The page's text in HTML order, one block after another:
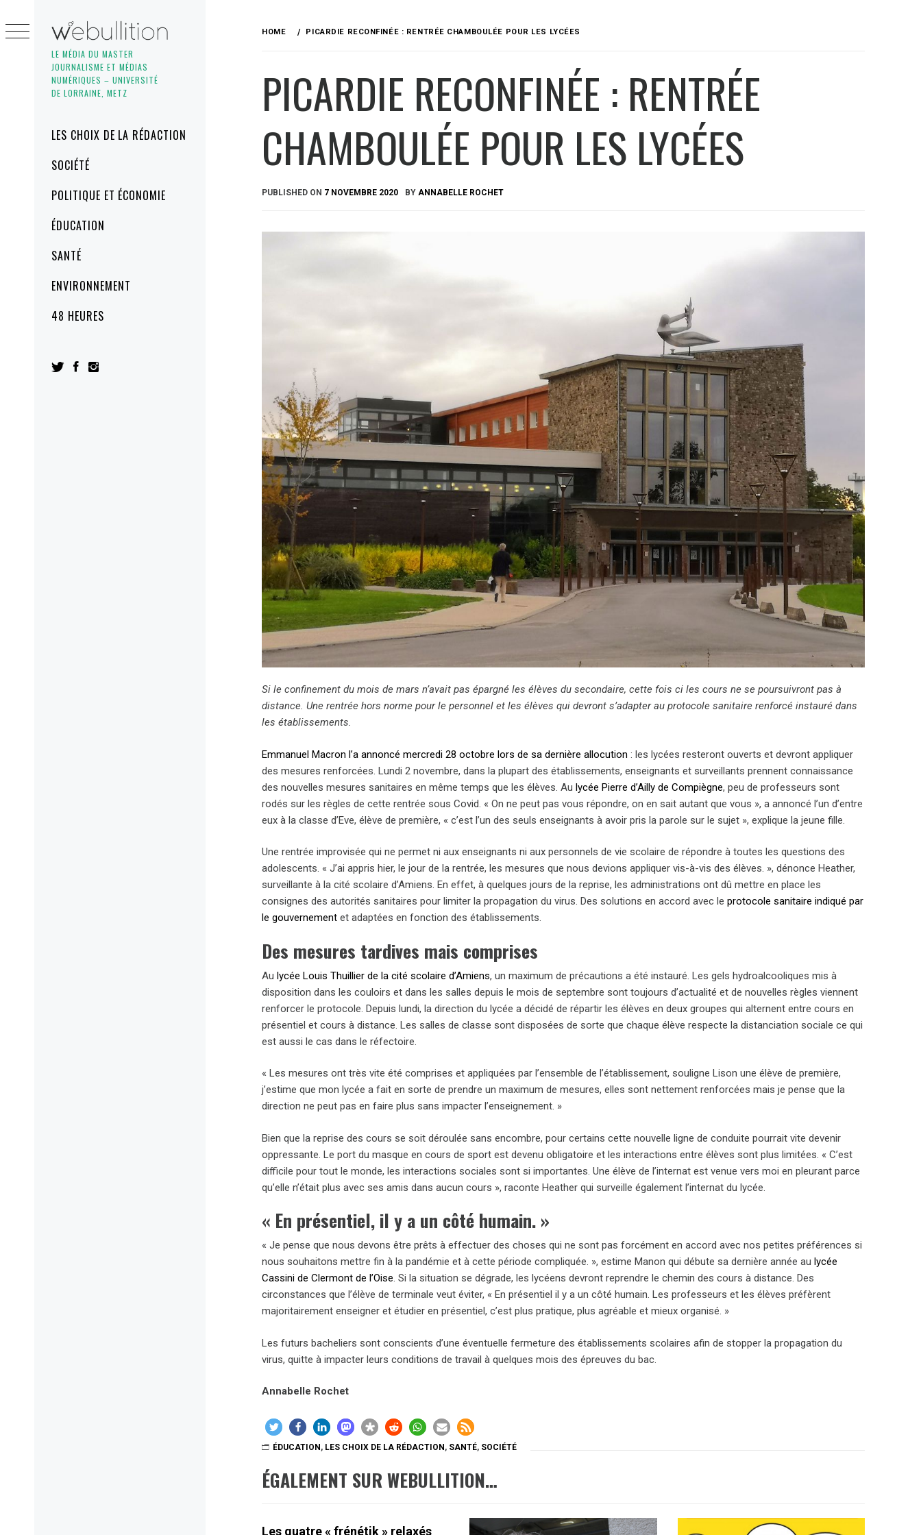
LE MÉDIA DU MASTER
JOURNALISME ET MÉDIAS
NUMÉRIQUES – UNIVERSITÉ
DE LORRAINE, METZ
MenuLES CHOIX DE LA RÉDACTION
SOCIÉTÉ
POLITIQUE ET ÉCONOMIE
ÉDUCATION
SANTÉ
ENVIRONNEMENT
48 HEURES
to
content
HOME PICARDIE RECONFINÉE : RENTRÉE CHAMBOULÉE POUR LES LYCÉES
PICARDIE RECONFINÉE : RENTRÉE
CHAMBOULÉE POUR LES LYCÉES
PUBLISHED ON 7 NOVEMBRE 2020 BY ANNABELLE ROCHET
Si le confinement du mois de mars n’avait pas épargné les élèves du secondaire, cette fois ci les cours ne se poursuivront pas à
distance. Une rentrée hors norme pour le personnel et les élèves qui devront s’adapter au protocole sanitaire renforcé instauré dans
les établissements.
Emmanuel Macron l’a annoncé mercredi 28 octobre lors de sa dernière allocution : les lycées resteront ouverts et devront appliquer
des mesures renforcées. Lundi 2 novembre, dans la plupart des établissements, enseignants et surveillants prennent connaissance
des nouvelles mesures sanitaires en même temps que les élèves. Aulycée Pierre d’Ailly de Compiègne, peu de professeurs sont
rodés sur les règles de cette rentrée sous Covid. « On ne peut pas vous répondre, on en sait autant que vous », a annoncé l’un d’entre
eux à la classe d’Eve, élève de première, « c’est l’un des seuls enseignants à avoir pris la parole sur le sujet », explique la jeune fille.
Une rentrée improvisée qui ne permet ni aux enseignants ni aux personnels de vie scolaire de répondre à toutes les questions des
adolescents. « J’ai appris hier, le jour de la rentrée, les mesures que nous devions appliquer vis-à-vis des élèves. », dénonce Heather,
surveillante à la cité scolaire d’Amiens. En effet, à quelques jours de la reprise, les administrations ont dû mettre en place les
consignes des autorités sanitaires pour limiter la propagation du virus. Des solutions en accord avec leprotocole sanitaire indiqué par
le gouvernement et adaptées en fonction des établissements.
Des mesures tardives mais comprises
Aulycée Louis Thuillier de la cité scolaire d’Amiens, un maximum de précautions a été instauré. Les gels hydroalcooliques mis à
disposition dans les couloirs et dans les salles depuis le mois de septembre sont toujours d’actualité et de nouvelles règles viennent
renforcer le protocole. Depuis lundi, la direction du lycée a décidé de répartir les élèves en deux groupes qui alternent entre cours en
présentiel et cours à distance. Les salles de classe sont disposées de sorte que chaque élève respecte la distanciation sociale ce qui
est aussi le cas dans le réfectoire.
« Les mesures ont très vite été comprises et appliquées par l’ensemble de l’établissement, souligne Lison une élève de première,
j’estime que mon lycée a fait en sorte de prendre un maximum de mesures, elles sont nettement renforcées mais je pense que la
direction ne peut pas en faire plus sans impacter l’enseignement. »
Bien que la reprise des cours se soit déroulée sans encombre, pour certains cette nouvelle ligne de conduite pourrait vite devenir
oppressante. Le port du masque en cours de sport est devenu obligatoire et les interactions entre élèves sont plus limitées. « C’est
difficile pour tout le monde, les interactions sociales sont si importantes. Une élève de l’internat est venue vers moi en pleurant parce
qu’elle n’était plus avec ses amis dans aucun cours », raconte Heather qui surveille également l’internat du lycée.
« En présentiel, il y a un côté humain. »
« Je pense que nous devons être prêts à effectuer des choses qui ne sont pas forcément en accord avec nos petites préférences si
nous souhaitons mettre fin à la pandémie et à cette période compliquée. », estime Manon qui débute sa dernière année aulycée
Cassini de Clermont de l’Oise. Si la situation se dégrade, les lycéens devront reprendre le chemin des cours à distance. Des
circonstances que l’élève de terminale veut éviter, « En présentiel il y a un côté humain. Les professeurs et les élèves préfèrent
majoritairement enseigner et étudier en présentiel, c’est plus pratique, plus agréable et mieux organisé. »
Les futurs bacheliers sont conscients d’une éventuelle fermeture des établissements scolaires afin de stopper la propagation du
virus, quitte à impacter leurs conditions de travail à quelques mois des épreuves du bac.
Annabelle Rochet
ÉDUCATION , LES CHOIX DE LA RÉDACTION , SANTÉ, SOCIÉTÉ
ÉGALEMENT SUR WEBULLITION…
Les quatre « frénétik » relaxés